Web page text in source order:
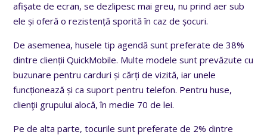
afișate de ecran, se dezlipesc mai greu, nu prind aer sub
ele și oferă o rezistență sporită în caz de șocuri.
De asemenea, husele tip agendă sunt preferate de 38%
dintre clienții QuickMobile. Multe modele sunt prevăzute cu
buzunare pentru carduri și cărți de vizită, iar unele
funcționează și ca suport pentru telefon. Pentru huse,
clienţii grupului alocă, în medie 70 de lei.
Pe de alta parte, tocurile sunt preferate de 2% dintre